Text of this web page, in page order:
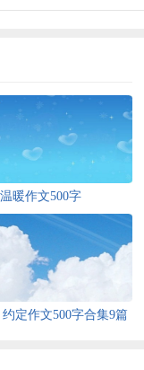
温暖作文500字
约定作文500字合集9篇